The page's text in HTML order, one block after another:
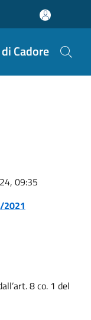
Cadore
09:35
2021
8 co. 1 del